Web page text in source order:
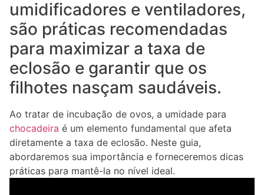
umidificadores e ventiladores,
são práticas recomendadas
para maximizar a taxa de
eclosão e garantir que os
filhotes nasçam saudáveis.
Ao tratar de incubação de ovos, a umidade para
chocadeira é um elemento fundamental que afeta
diretamente a taxa de eclosão. Neste guia,
abordaremos sua importância e forneceremos dicas
práticas para mantê-la no nível ideal.